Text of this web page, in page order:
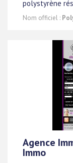
polystyrène
Nom officiel :
Agence
Immo